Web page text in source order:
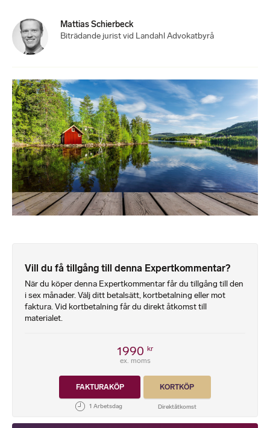
Mattias Schierbeck
Biträdande jurist vid Landahl Advokatbyrå
Vill du få tillgång till denna Expertkommentar?
När du köper denna Expertkommentar får du tillgång till den
i sex månader. Välj ditt betalsätt, kortbetalning eller mot
faktura. Vid kortbetalning får du direkt åtkomst till
materialet.
1990 kr
ex. moms
FAKTURAKÖP KORTKÖP